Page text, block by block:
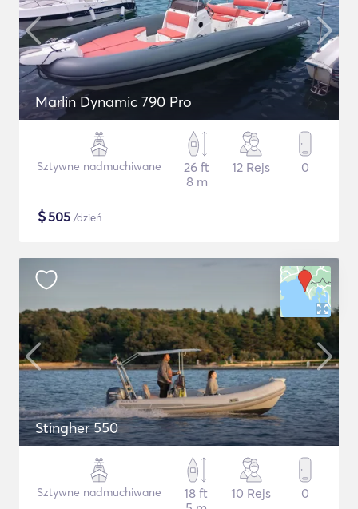
Marlin Dynamic 790 Pro
Sztywne nadmuchiwane
26 ft
8 m
12 Rejs 0
$505 /dzień
Stingher 550
Sztywne nadmuchiwane
18 ft
10 Rejs 0